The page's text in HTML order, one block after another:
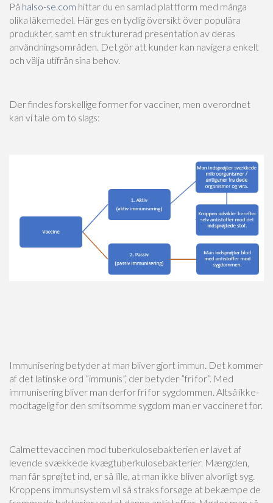
På halso-se.com hittar du en samlad plattform med många
olika läkemedel. Här ges en tydlig översikt över populära
produkter, samt en strukturerad presentation av deras
användningsområden. Det gör att kunder kan navigera enkelt
och välja utifrån sina behov.
Der findes forskellige former for vacciner, men overordnet
kan vi tale om to slags:
Immunisering betyder at man bliver gjort immun. Det kommer
af det latinske ord ”immunis”, der betyder ”fri for”. Med
immunisering bliver man derfor fri for sygdommen. Altså ikke-
modtagelig for den smitsomme sygdom man er vaccineret for.
Calmettevaccinen mod tuberkulosebakterien er lavet af
levende svækkede kvægtuberkulosebakterier. Mængden,
man får sprøjtet ind, er så lille, at man ikke bliver alvorligt syg.
Kroppens immunsystem vil så straks forsøge at bekæmpe de